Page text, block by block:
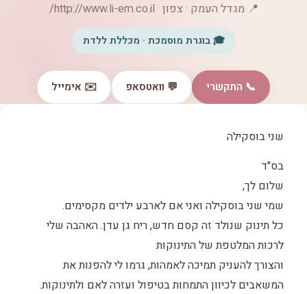
📍 מגדל העמק · צפון · http://www.li-em.co.il/
🎓 בוגרת מוסמכת · מכללת ללדת
📞 התקשרי 💬 וואטסאפ ✉️ אימייל
שני בוסקילה
בס"ד
שלום לך,
שמי שני בוסקילה ואני אם לארבע ילדים מקסימים.
כל תינוק שנולד זה קסם חדש, ריח גן עדן. האהבה שלי
לרכות המלטפת של התינוקות
והצורך להעניק תמיכה לאמהות, גרמו לי להפנות את
המשאבים לכיוון התמחות בטיפול ועזרה לאם ולתינוקות.